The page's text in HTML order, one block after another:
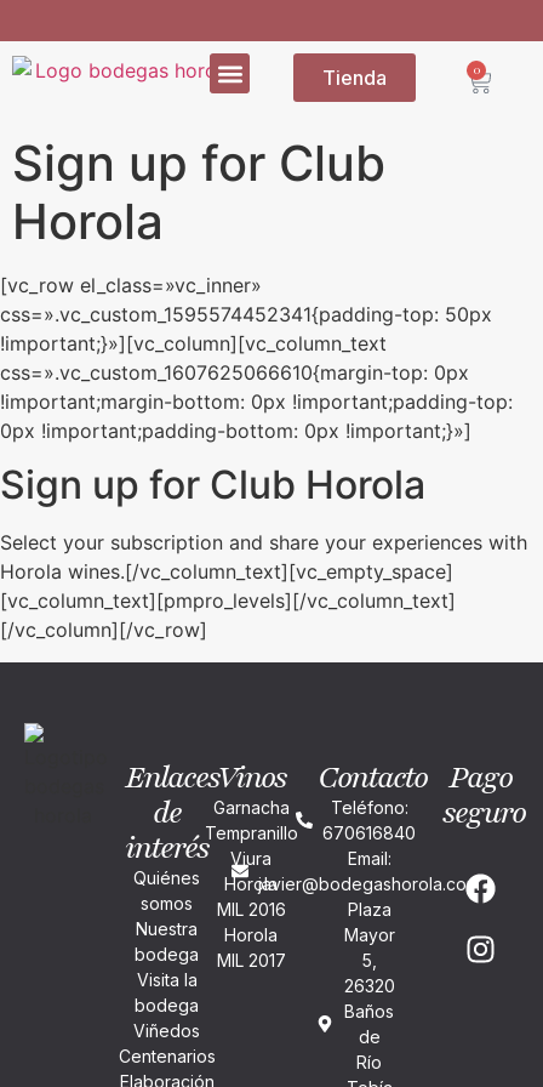
Tienda 0
Sign up for Club
Horola
[vc_row el_class=»vc_inner»
css=».vc_custom_1595574452341{padding-top: 50px
!important;}»][vc_column][vc_column_text
css=».vc_custom_1607625066610{margin-top: 0px
!important;margin-bottom: 0px !important;padding-top:
0px !important;padding-bottom: 0px !important;}»]
Sign up for Club Horola
Select your subscription and share your experiences with
Horola wines.[/vc_column_text][vc_empty_space]
[vc_column_text][pmpro_levels][/vc_column_text]
[/vc_column][/vc_row]
Enlaces
de
interés
Quiénes
somos
Nuestra
bodega
Visita la
bodega
Viñedos
Centenarios
Elaboración
Vinos
Garnacha
Tempranillo
Viura
Horola
MIL 2016
Horola
MIL 2017
Contacto
Teléfono:
670616840
Email:
javier@bodegashorola.com
Plaza
Mayor
5,
26320
Baños
de
Río
Pago
seguro